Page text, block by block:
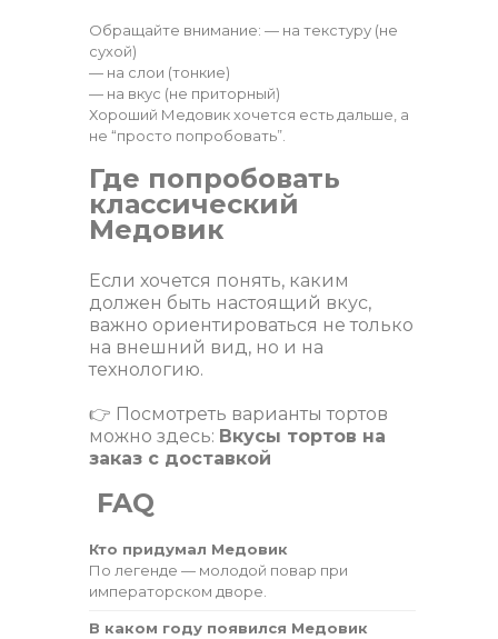
Обращайте внимание: — на текстуру (не
сухой)
— на слои (тонкие)
— на вкус (не приторный)
Хороший Медовик хочется есть дальше, а
не “просто попробовать”.
Где попробовать
классический
Медовик
Если хочется понять, каким
должен быть настоящий вкус,
важно ориентироваться не только
на внешний вид, но и на
технологию.
👉 Посмотреть варианты тортов
можно здесь: Вкусы тортов на
заказ с доставкой
FAQ
Кто придумал Медовик
По легенде — молодой повар при
императорском дворе.
В каком году появился Медовик